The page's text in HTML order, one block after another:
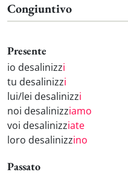
Congiuntivo
Presente
io desalinizzi
tu desalinizzi
lui/lei desalinizzi
noi desalinizziamo
voi desalinizziate
loro desalinizzino
Passato